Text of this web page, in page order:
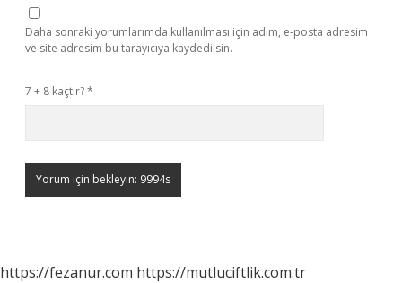
Daha sonraki yorumlarımda kullanılması için adım, e-posta adresim
ve site adresim bu tarayıcıya kaydedilsin.
7 + 8 kaçtır?*
https://fezanur.com https://mutluciftlik.com.tr